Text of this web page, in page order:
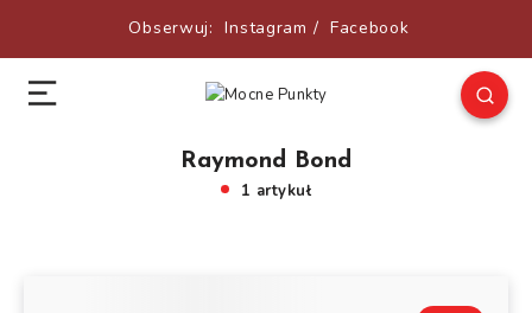
Obserwuj: Instagram / Facebook
Raymond Bond
1 artykuł